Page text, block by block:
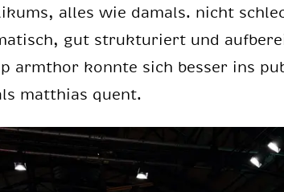
al­les wie da­mals. nicht
gut struk­tu­riert und
arm­t­hor konn­te sich bes­ser ins
mat­thi­as quent.